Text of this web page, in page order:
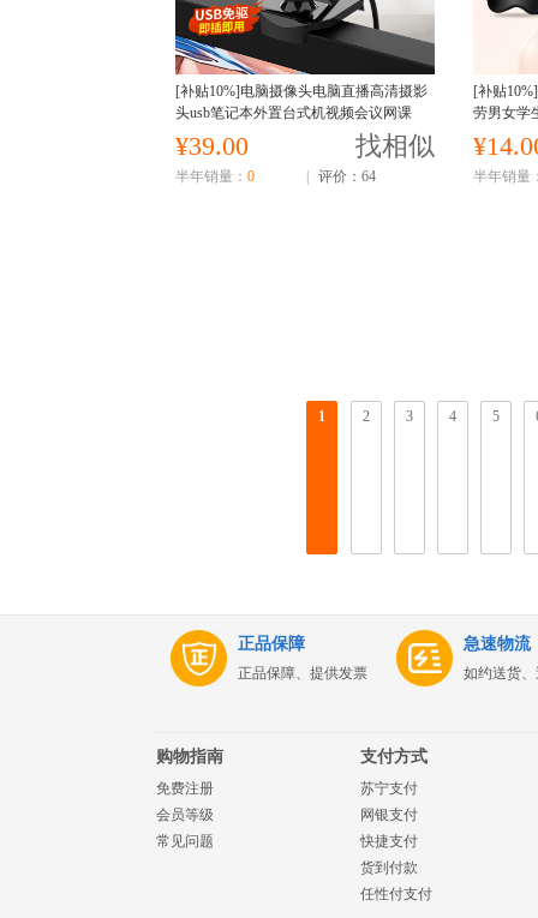
[补贴10%]电脑摄像头电脑直播高清摄影
头usb笔记本外置台式机视频会议网课
¥39.00 找相似
半年销量： 0 评价：64
[补贴
劳男女学
半年销量
1 2 3 4 5
正品保障
正品保障、提供发票
急速物流
如约送货
购物指南
免费注册
会员等级
常见问题
支付方式
苏宁支付
网银支付
快捷支付
货到付款
任性付支付